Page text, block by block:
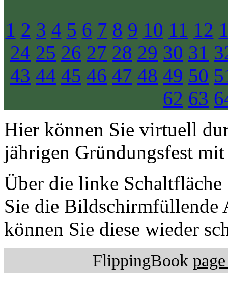
1 2 3 4 5 6 7 8 9 10 11 12
24 25 26 27 28 29 30 31
43 44 45 46 47 48 49 50
62 63
Hier können Sie virtuell
jährigen Gründungsfest
Über die linke
Sie die Bildschirmfüllende
können Sie diese wieder
FlippingBook